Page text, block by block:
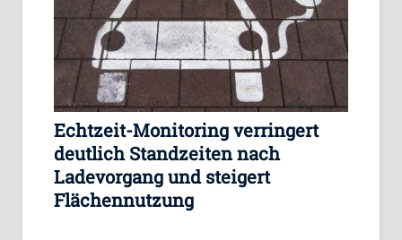
Echtzeit-Monitoring verringert
deutlich Standzeiten nach
Ladevorgang und steigert
Flächennutzung